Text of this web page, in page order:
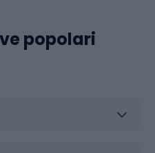
popolari